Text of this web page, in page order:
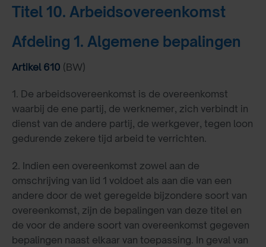
Titel 10. Arbeidsovereenkomst
Afdeling 1. Algemene bepalingen
Artikel 610 (BW)
1. De arbeidsovereenkomst is de overeenkomst
waarbij de ene partij, de werknemer, zich verbindt in
dienst van de andere partij, de werkgever, tegen loon
gedurende zekere tijd arbeid te verrichten.
2. Indien een overeenkomst zowel aan de
omschrijving van lid 1 voldoet als aan die van een
andere door de wet geregelde bijzondere soort van
overeenkomst, zijn de bepalingen van deze titel en
de voor de andere soort van overeenkomst gegeven
bepalingen naast elkaar van toepassing. In geval van